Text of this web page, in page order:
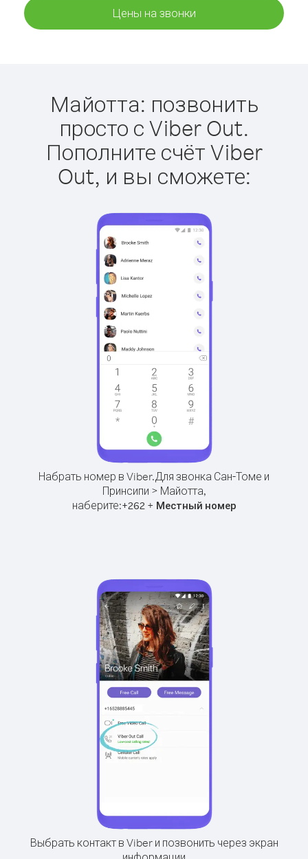
Цены на звонки
Майотта: позвонить
просто с Viber Out.
Пополните счёт Viber
Out, и вы сможете:
Набрать номер в Viber.Для звонка Сан-Томе и
Принсипи > Майотта,
наберите:+262+ Местный номер
Выбрать контакт в Viber и позвонить через экран